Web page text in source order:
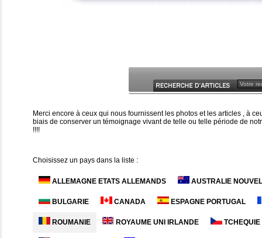
Merci encore à ceux qui nous fournissent les photos et les articles , à
biais de conserver un témoignage vivant de telle ou telle période de
!!!!
Choisissez un pays dans la liste :
ALLEMAGNE ETATS ALLEMANDS AUSTRALIE
BULGARIE CANADA ESPAGNE PORTUGAL
ROUMANIE ROYAUME UNI IRLANDE